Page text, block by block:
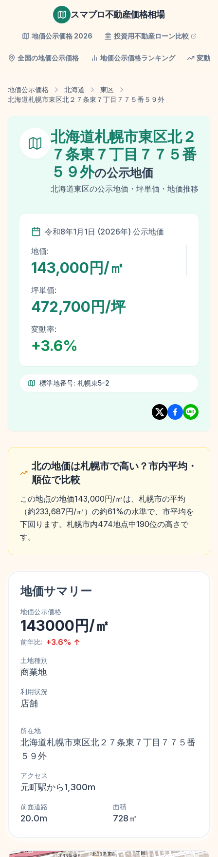
スマプロ不動産価格相場
地価公示価格 2026 投資用不動産ローン比較
全国の地価公示価格 地価公示価格ランキング 変動
地価公示価格 北海道
東区
北海道札幌市東区北２７条東７丁目７７５番５９外
北海道札幌市東区北２
７条東７丁目７７５番
５９外の公示地価
北海道東区の公示地価 ・坪単価・地価推移
令和8年1月1日 (2026年) 公示地価
地価:
143,000円/㎡
坪単価:
472,700円/坪
変動率:
+3.6%
標準地番号: 札幌東5-2
北の地価は札幌市で高い？市内平均・
順位で比較
この地点の地価143,000円/㎡は、札幌市の平均
（約233,687円/㎡）の約61%の水準で、市平均を
下回ります。札幌市内474地点中190位の高さで
す。
地価サマリー
地価公示価格
143000円/㎡
前年比: +3.6% ↑
土地種別
商業地
利用状況
店舗
所在地
北海道札幌市東区北２７条東７丁目７７５番
５９外
アクセス
元町駅から1,300m
前面道路
20.0m
面積
728㎡